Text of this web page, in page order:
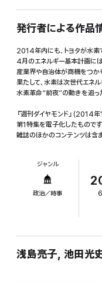
発行者による作品
2014年内にも、トヨタが水素
4月のエネルギー基本計画に
産業界や自治体が商機をつか
果たして、水素は次世代エネ
水素革命“前夜”の動きを追っ
『週刊ダイヤモンド』(2014
第1特集を電子化したものです
雑誌のほかのコンテンツは含
ジャンル
政治／時事
浅島亮子, 池田光